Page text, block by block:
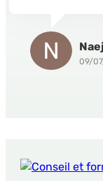
09/